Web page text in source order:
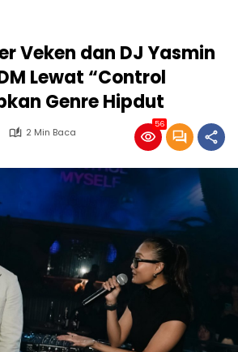
Veken dan DJ Yasmin
Lewat “Control
Genre Hipdut
2 Min Baca
56